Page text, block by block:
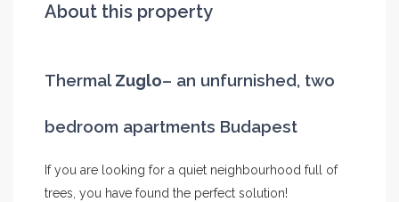
About this property
ThermalZuglo– an unfurnished, two
bedroom apartments Budapest
If you are looking for a quiet neighbourhood full of
trees, you have found the perfect solution!